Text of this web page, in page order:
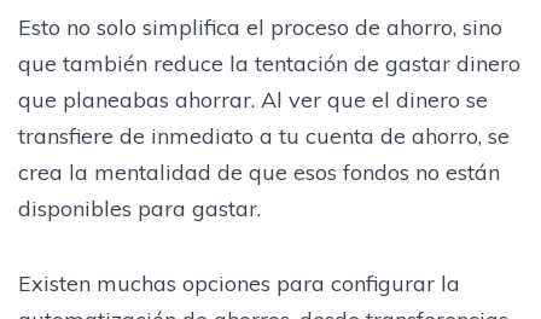
Esto no solo simplifica el proceso de ahorro, sino
que también reduce la tentación de gastar dinero
que planeabas ahorrar. Al ver que el dinero se
transfiere de inmediato a tu cuenta de ahorro, se
crea la mentalidad de que esos fondos no están
disponibles para gastar.
Existen muchas opciones para configurar la